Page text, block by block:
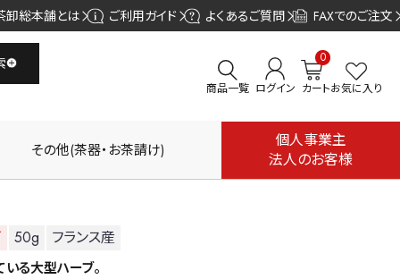
卸総本舗とは ご利用ガイド よくあるご質問 FAXでのご注文
商品一覧 ログイン カート
0
お気に入り
その他(茶器・お茶請け)
個人事業主
法人のお客様
50g フランス産
る大型ハーブ。